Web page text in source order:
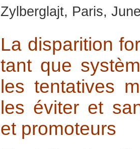
Zylberglajt, Paris,
La disparition
tant que
les tentatives
les éviter et
et promoteurs